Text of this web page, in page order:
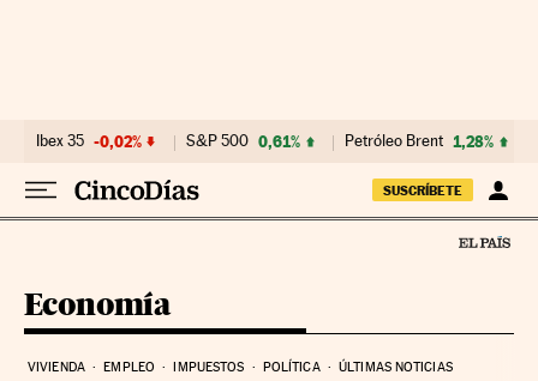
Ibex 35 -0,02% S&P 500 0,61% Petróleo Brent 1,28%
SUSCRÍBETE
Economía
VIVIENDA EMPLEO IMPUESTOS POLÍTICA ÚLTIMAS NOTICIAS